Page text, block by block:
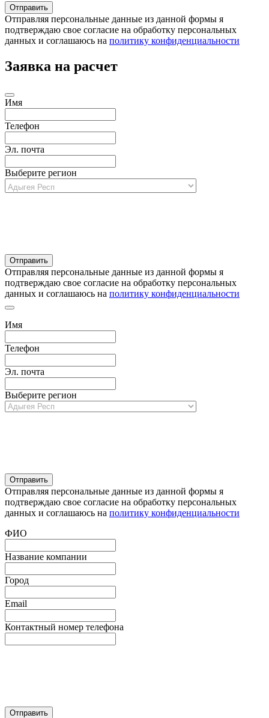
Отправляя персональные данные из данной формы я
подтверждаю свое согласие на обработку персональных
данных и соглашаюсь на политику конфиденциальности
Заявка на расчет
Имя
Телефон
Эл. почта
Выберите регион
Отправляя персональные данные из данной формы я
подтверждаю свое согласие на обработку персональных
данных и соглашаюсь на политику конфиденциальности
Имя
Телефон
Эл. почта
Выберите регион
Отправляя персональные данные из данной формы я
подтверждаю свое согласие на обработку персональных
данных и соглашаюсь на политику конфиденциальности
ФИО
Название компании
Город
Email
Контактный номер телефона